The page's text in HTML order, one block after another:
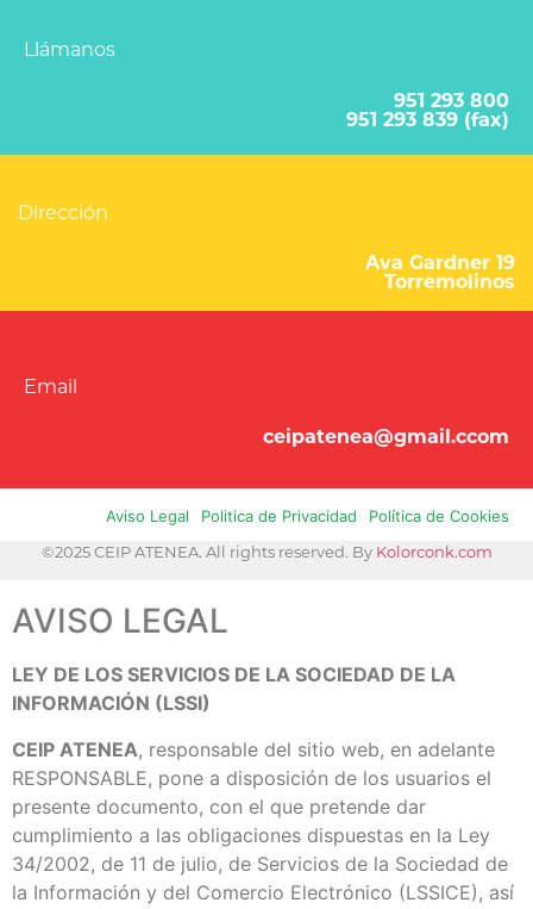
Llámanos
951 293 800
951 293 839 (fax)
Dirección
Ava Gardner 19
Torremolinos
Email
ceipatenea@gmail.ccom
Aviso Legal Politica de Privacidad
Política de Cookies
©2025 CEIP ATENEA. All rights reserved. By Kolorconk.com
AVISO LEGAL
LEY DE LOS SERVICIOS DE LA SOCIEDAD DE LA
INFORMACIÓN (LSSI)
CEIP ATENEA, responsable del sitio web, en adelante
RESPONSABLE, pone a disposición de los usuarios el
presente documento, con el que pretende dar
cumplimiento a las obligaciones dispuestas en la Ley
34/2002, de 11 de julio, de Servicios de la Sociedad de
la Información y del Comercio Electrónico (LSSICE), así